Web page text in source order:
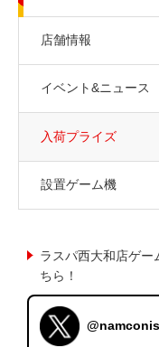
店舗情報
イベント&ニュース
入荷プライズ
設置ゲーム機
ラスパ西大和店ゲー
ちら！